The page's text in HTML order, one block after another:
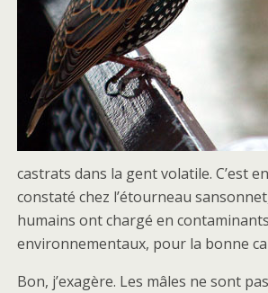
castrats dans la gent volatile. C’est
constaté chez l’étourneau
humains ont chargé en contaminants
environnementaux, pour la bonne
Bon, j’exagère. Les mâles ne sont